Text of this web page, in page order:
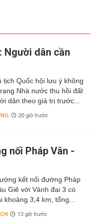
Người dân cần
tịch Quốc hội lưu ý không
Nhà nước thu hồi đất
dân theo giá trị trước...
20 giờ trước
nối Pháp Vân -
kết nối đường Pháp
Giẽ với Vành đai 3 có
khoảng 3,4 km, tổng...
13 giờ trước